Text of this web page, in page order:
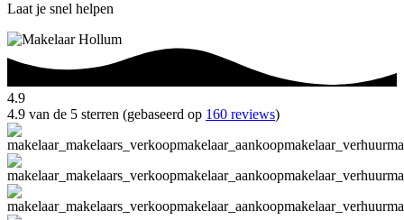
Laat je snel helpen
4.9
4.9 van de 5 sterren (gebaseerd op 160 reviews)